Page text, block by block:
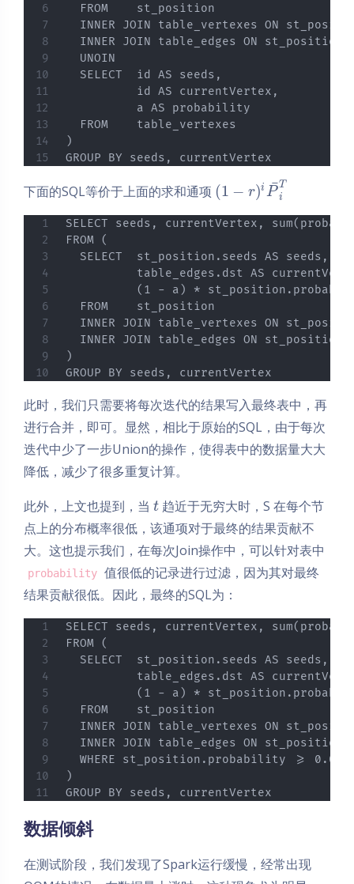
  FROM    st_position
INNER JOIN table_vertexes ON
INNER JOIN table_edges ON
  UNOIN
  SELECT  id AS seeds,
          id AS currentVertex,
          a AS probability
  FROM    table_vertexes
)
GROUP BY seeds, currentVertex
下面的SQL等价于上面的求和通项 (1 − r)i P
¯T
i
SELECT seeds, currentVertex,
FROM (
  SELECT  st_position.seeds AS seeds,
table_edges.dst AS
(1 - a) *
  FROM    st_position
INNER JOIN table_vertexes ON
INNER JOIN table_edges ON
)
GROUP BY seeds, currentVertex
此时，我们只需要将每次迭代的结果写入最终表中，再
进行合并，即可。显然，相比于原始的SQL，由于每次
迭代中少了一步Union的操作，使得表中的数据量大大
降低，减少了很多重复计算。
此外，上文也提到，当 t 趋近于无穷大时，S 在每个节
点上的分布概率很低，该通项对于最终的结果贡献不
大。这也提示我们，在每次Join操作中，可以针对表中
probability 值很低的记录进行过滤，因为其对最终
结果贡献很低。因此，最终的SQL为：
SELECT seeds, currentVertex,
FROM (
  SELECT  st_position.seeds AS seeds,
table_edges.dst AS
(1 - a) *
  FROM    st_position
INNER JOIN table_vertexes ON
INNER JOIN table_edges ON
WHERE st_position.probability >=
)
GROUP BY seeds, currentVertex
数据倾斜
在测试阶段，我们发现了Spark运行缓慢，经常出现